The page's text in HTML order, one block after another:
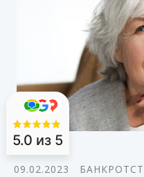
09.02.2023
5.0 из 5